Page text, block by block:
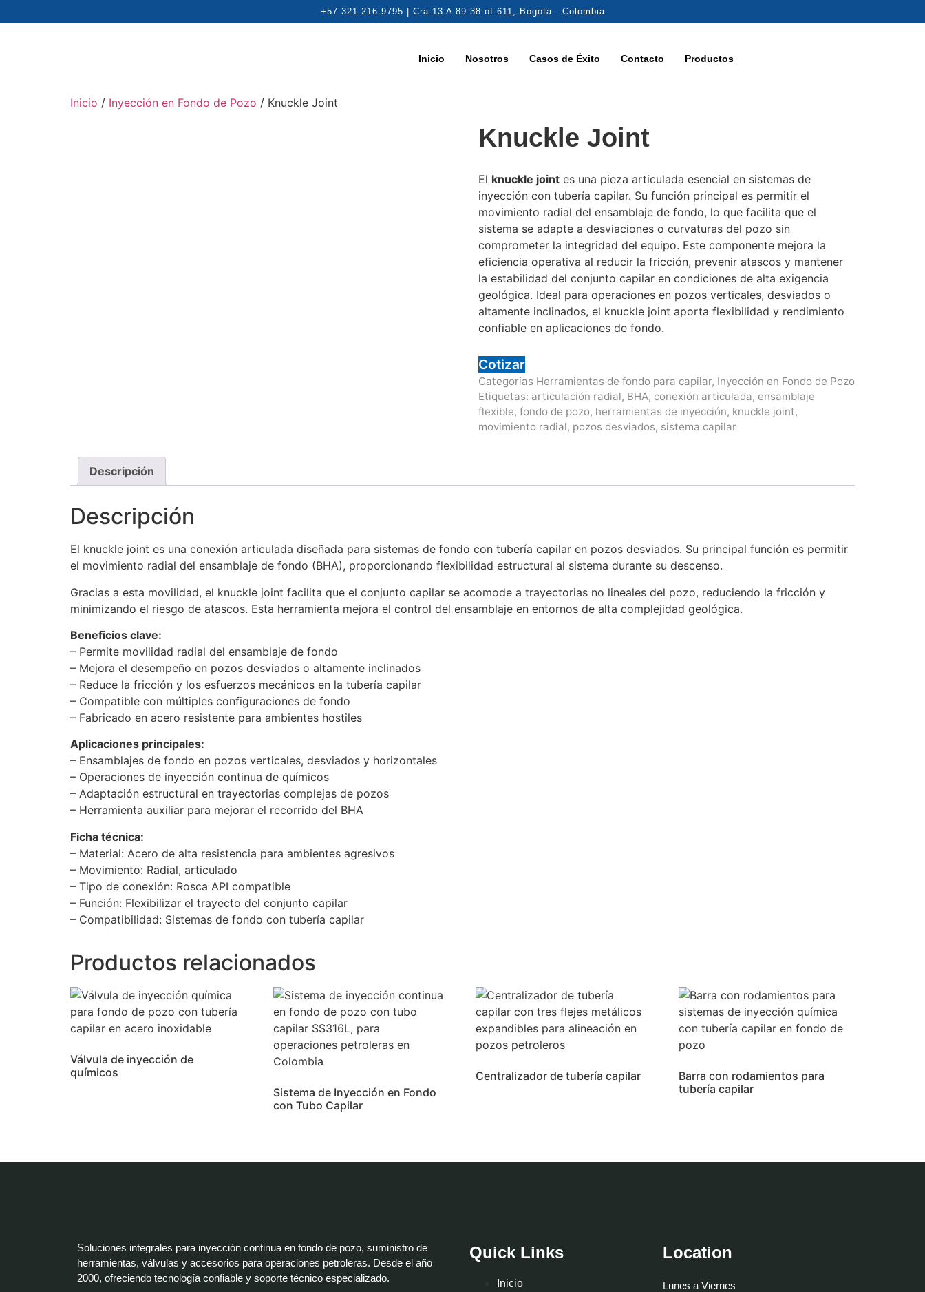
+57 321 216 9795 | Cra 13 A 89-38 of 611, Bogotá - Colombia
Inicio Nosotros Casos de Éxito Contacto Productos
Inicio / Inyección en Fondo de Pozo / Knuckle Joint
Knuckle Joint
El knuckle jointes una pieza articulada esencial en sistemas de
inyección con tubería capilar. Su función principal es permitir el
movimiento radial del ensamblaje de fondo, lo que facilita que el
sistema se adapte a desviaciones o curvaturas del pozo sin
comprometer la integridad del equipo. Este componente mejora la
eficiencia operativa al reducir la fricción, prevenir atascos y mantener
la estabilidad del conjunto capilar en condiciones de alta exigencia
geológica. Ideal para operaciones en pozos verticales, desviados o
altamente inclinados, el knuckle joint aporta flexibilidad y rendimiento
confiable en aplicaciones de fondo.
Cotizar
Categorias Herramientas de fondo para capilar, Inyección en Fondo de Pozo
Etiquetas: articulación radial, BHA, conexión articulada, ensamblaje
flexible, fondo de pozo, herramientas de inyección, knuckle joint,
movimiento radial, pozos desviados, sistema capilar
Descripción
Descripción
El knuckle joint es una conexión articulada diseñada para sistemas de fondo con tubería capilar en pozos desviados. Su principal función es permitir
el movimiento radial del ensamblaje de fondo (BHA), proporcionando flexibilidad estructural al sistema durante su descenso.
Gracias a esta movilidad, el knuckle joint facilita que el conjunto capilar se acomode a trayectorias no lineales del pozo, reduciendo la fricción y
minimizando el riesgo de atascos. Esta herramienta mejora el control del ensamblaje en entornos de alta complejidad geológica.
Beneficios clave:
– Permite movilidad radial del ensamblaje de fondo
– Mejora el desempeño en pozos desviados o altamente inclinados
– Reduce la fricción y los esfuerzos mecánicos en la tubería capilar
– Compatible con múltiples configuraciones de fondo
– Fabricado en acero resistente para ambientes hostiles
Aplicaciones principales:
– Ensamblajes de fondo en pozos verticales, desviados y horizontales
– Operaciones de inyección continua de químicos
– Adaptación estructural en trayectorias complejas de pozos
– Herramienta auxiliar para mejorar el recorrido del BHA
Ficha técnica:
– Material: Acero de alta resistencia para ambientes agresivos
– Movimiento: Radial, articulado
– Tipo de conexión: Rosca API compatible
– Función: Flexibilizar el trayecto del conjunto capilar
– Compatibilidad: Sistemas de fondo con tubería capilar
Productos relacionados
Válvula de inyección de
químicos
Sistema de Inyección en Fondo
con Tubo Capilar
Centralizador de tubería capilar
Barra con rodamientos para
tubería capilar
Soluciones integrales para inyección continua en fondo de pozo, suministro de
herramientas, válvulas y accesorios para operaciones petroleras. Desde el año
2000, ofreciendo tecnología confiable y soporte técnico especializado.
Quick Links
Inicio
Location
Lunes a Viernes